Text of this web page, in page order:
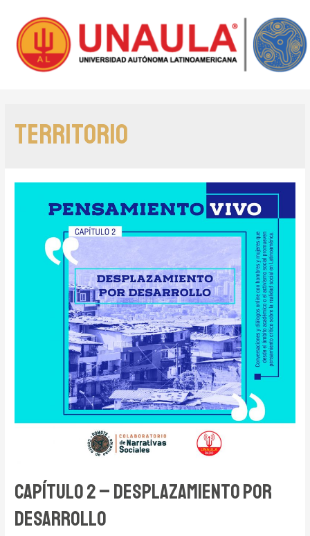
Territorio
Capítulo 2 – Desplazamiento por
desarrollo